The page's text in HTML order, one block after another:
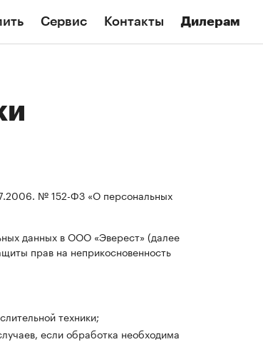
Сервис Контакты Дилерам
№ 152-ФЗ «О персональных
данных в ООО «Эверест» (далее
прав на неприкосновенность
техники;
если обработка необходима